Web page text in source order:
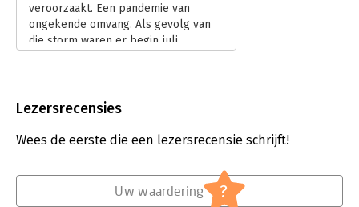
veroorzaakt. Een pandemie van
ongekende omvang. Als gevolg van
die storm waren er begin juli
Lees verder
Lezersrecensies
Wees de eerste die een lezersrecensie schrijft!
Uw waardering ?